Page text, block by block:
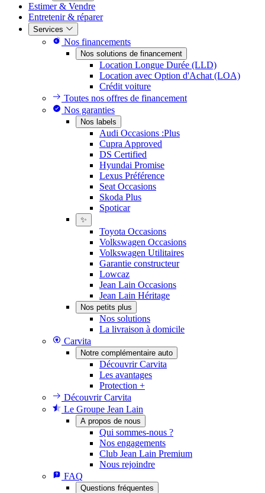
Estimer & Vendre
Entretenir & réparer
Services
Nos financements
Nos solutions de financement
Location Longue Durée (LLD)
Location avec Option d'Achat (LOA)
Crédit voiture
Toutes nos offres de financement
Nos garanties
Nos labels
Audi Occasions :Plus
Cupra Approved
DS Certified
Hyundai Promise
Lexus Préférence
Seat Occasions
Skoda Plus
Spoticar
✨
Toyota Occasions
Volkswagen Occasions
Volkswagen Utilitaires
Garantie constructeur
Lowcaz
Jean Lain Occasions
Jean Lain Héritage
Nos petits plus
Nos solutions
La livraison à domicile
Carvita
Notre complémentaire auto
Découvrir Carvita
Les avantages
Protection +
Découvrir Carvita
Le Groupe Jean Lain
A propos de nous
Qui sommes-nous ?
Nos engagements
Club Jean Lain Premium
Nous rejoindre
FAQ
Questions fréquentes